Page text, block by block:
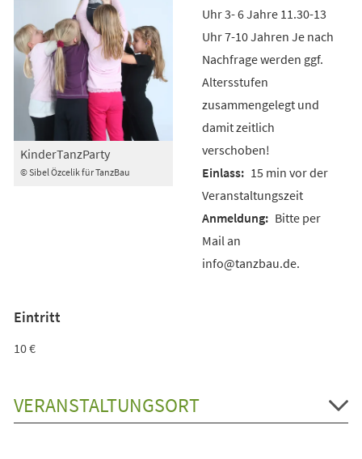
© Sibel Özcelik für TanzBau
KinderTanzParty
Uhr 3- 6 Jahre 11.30-13
Uhr 7-10 Jahren Je nach
Nachfrage werden ggf.
Altersstufen
zusammengelegt und
damit zeitlich
verschoben!
15 min vor der
Veranstaltungszeit
Bitte per
Mail an
info@tanzbau.de.
Eintritt
10 €
VERANSTALTUNGSORT